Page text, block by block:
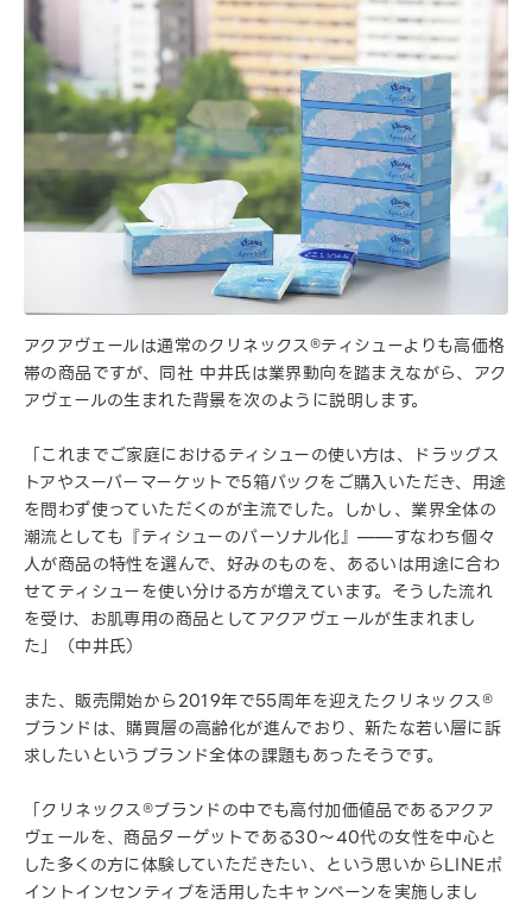
アクアヴェールは通常のクリネックス®ティシューよりも高価格
帯の商品ですが、同社 中井氏は業界動向を踏まえながら、アク
アヴェールの生まれた背景を次のように説明します。
「これまでご家庭におけるティシューの使い方は、ドラッグス
トアやスーパーマーケットで5箱パックをご購入いただき、用途
を問わず使っていただくのが主流でした。しかし、業界全体の
潮流としても『ティシューのパーソナル化』——すなわち個々
人が商品の特性を選んで、好みのものを、あるいは用途に合わ
せてティシューを使い分ける方が増えています。そうした流れ
を受け、お肌専用の商品としてアクアヴェールが生まれまし
た」（中井氏）
また、販売開始から2019年で55周年を迎えたクリネックス®
ブランドは、購買層の高齢化が進んでおり、新たな若い層に訴
求したいというブランド全体の課題もあったそうです。
「クリネックス®ブランドの中でも高付加価値品であるアクア
ヴェールを、商品ターゲットである30〜40代の女性を中心と
した多くの方に体験していただきたい、という思いからLINEポ
イントインセンティブを活用したキャンペーンを実施しまし